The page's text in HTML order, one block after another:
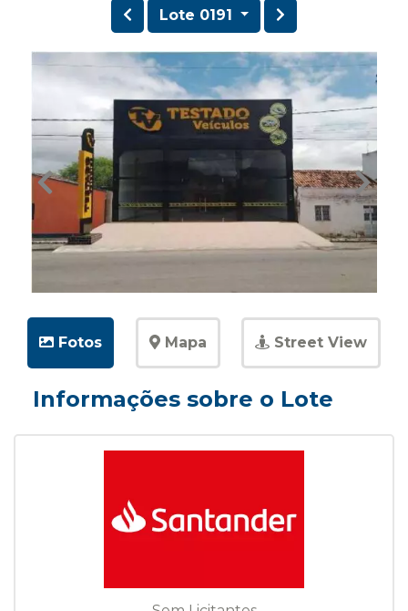
Lote 0191
Fotos Mapa Street View
Informações sobre o Lote